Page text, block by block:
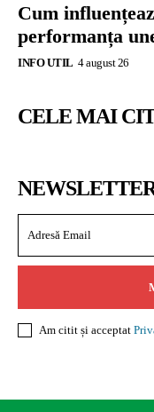
Cum
performanța
INFO UTIL 4 august 26
CELE MAI
Am citit și acceptat